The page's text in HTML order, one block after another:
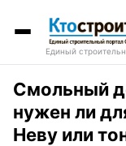
Единый
Смольный
нужен ли
Неву или